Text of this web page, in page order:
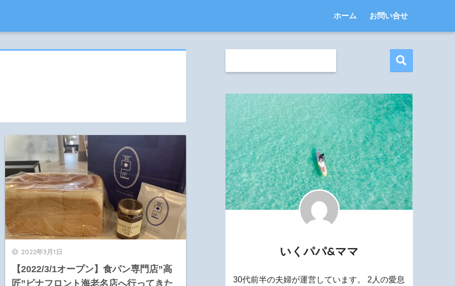
ホーム お問い合せ
2022年3月1日
【2022/3/1オープン】食パン専門店”高
匠”ビナフロント海老名店へ行ってきた
いくパパ&ママ
30代前半の夫婦が運営しています。 2人の愛息